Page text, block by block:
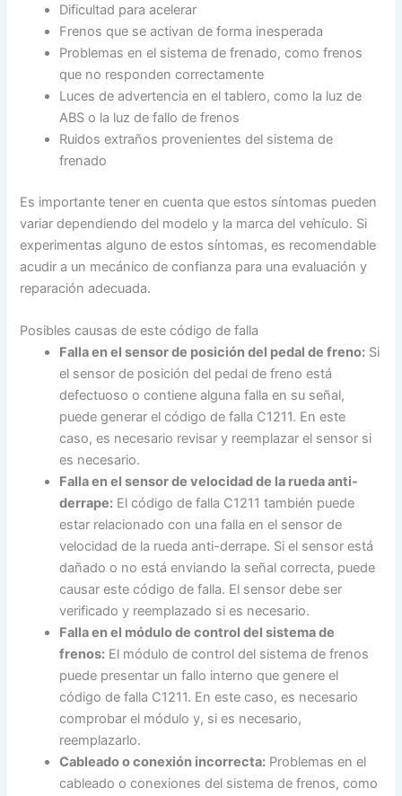
Dificultad para acelerar
Frenos que se activan de forma inesperada
Problemas en el sistema de frenado, como frenos
que no responden correctamente
Luces de advertencia en el tablero, como la luz de
ABS o la luz de fallo de frenos
Ruidos extraños provenientes del sistema de
frenado
Es importante tener en cuenta que estos síntomas pueden
variar dependiendo del modelo y la marca del vehículo. Si
experimentas alguno de estos síntomas, es recomendable
acudir a un mecánico de confianza para una evaluación y
reparación adecuada.
Posibles causas de este código de falla
Falla en el sensor de posición del pedal de freno: Si
el sensor de posición del pedal de freno está
defectuoso o contiene alguna falla en su señal,
puede generar el código de falla C1211. En este
caso, es necesario revisar y reemplazar el sensor si
es necesario.
Falla en el sensor de velocidad de la rueda anti-
derrape: El código de falla C1211 también puede
estar relacionado con una falla en el sensor de
velocidad de la rueda anti-derrape. Si el sensor está
dañado o no está enviando la señal correcta, puede
causar este código de falla. El sensor debe ser
verificado y reemplazado si es necesario.
Falla en el módulo de control del sistema de
frenos: El módulo de control del sistema de frenos
puede presentar un fallo interno que genere el
código de falla C1211. En este caso, es necesario
comprobar el módulo y, si es necesario,
reemplazarlo.
Cableado o conexión incorrecta: Problemas en el
cableado o conexiones del sistema de frenos, como